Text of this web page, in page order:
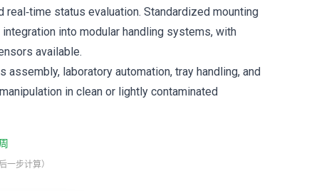
real‑time status evaluation. Standardized mounting
into modular handling systems, with
available.
assembly, laboratory automation, tray handling, and
in clean or lightly contaminated
一步计算）